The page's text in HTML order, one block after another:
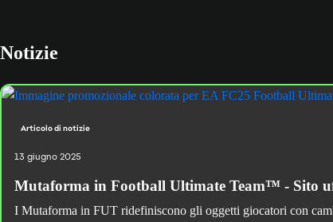
Notizie
Articolo di notizie
13 giugno 2025
Mutaforma in Football Ultimate Team™ - Sito
I Mutaforma in FUT ridefiniscono gli oggetti giocatori con